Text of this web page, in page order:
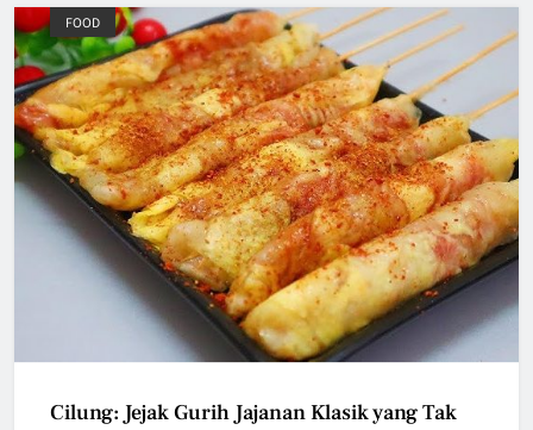
FOOD
Cilung: Jejak Gurih Jajanan Klasik yang Tak